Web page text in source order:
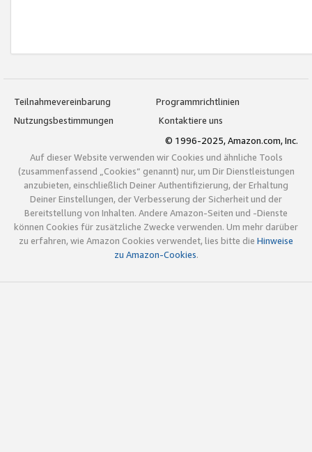
Teilnahmevereinbarung
Programmrichtlinien
Nutzungsbestimmungen
Kontaktiere uns
© 1996-2025, Amazon.com, Inc.
Auf dieser Website verwenden wir Cookies und ähnliche Tools
(zusammenfassend „Cookies“ genannt) nur, um Dir Dienstleistungen
anzubieten, einschließlich Deiner Authentifizierung, der Erhaltung
Deiner Einstellungen, der Verbesserung der Sicherheit und der
Bereitstellung von Inhalten. Andere Amazon-Seiten und -Dienste
können Cookies für zusätzliche Zwecke verwenden. Um mehr darüber
zu erfahren, wie Amazon Cookies verwendet, lies bitte die Hinweise
zu Amazon-Cookies.